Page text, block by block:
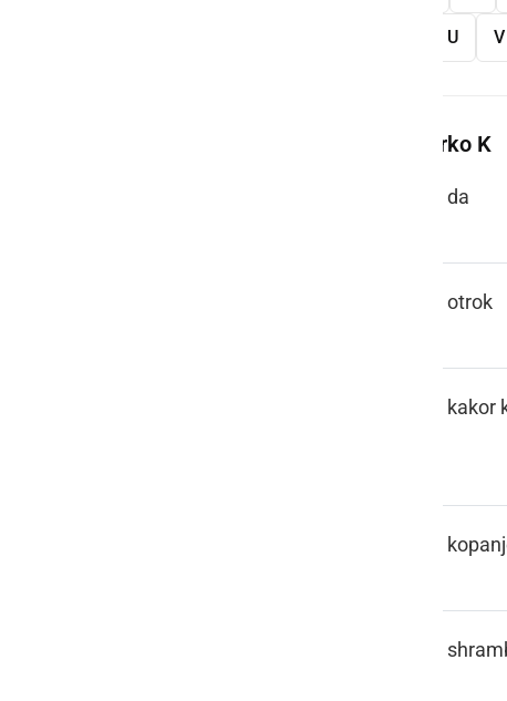
U V
Več besed na črko K
da
otrok
kakor